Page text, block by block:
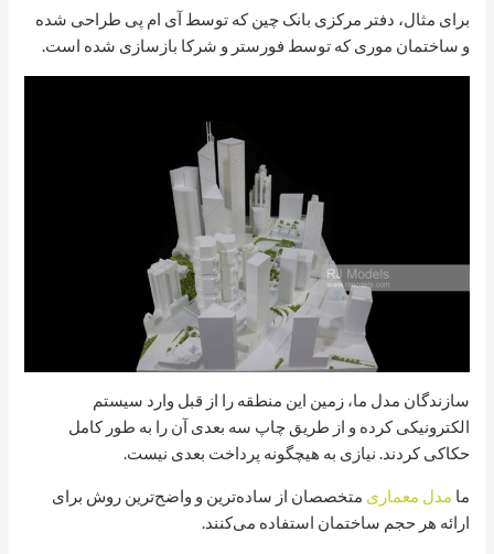
برای مثال، دفتر مرکزی بانک چین که توسط آی ام پی طراحی شده
و ساختمان موری که توسط فورستر و شرکا بازسازی شده است.
سازندگان مدل ما، زمین این منطقه را از قبل وارد سیستم
الکترونیکی کرده و از طریق چاپ سه بعدی آن را به طور کامل
حکاکی کردند. نیازی به هیچگونه پرداخت بعدی نیست.
ما مدل معماری متخصصان از ساده‌ترین و واضح‌ترین روش برای
ارائه هر حجم ساختمان استفاده می‌کنند.